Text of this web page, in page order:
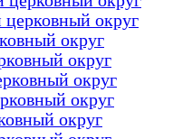
округ
округ
округ
округ
округ
округ